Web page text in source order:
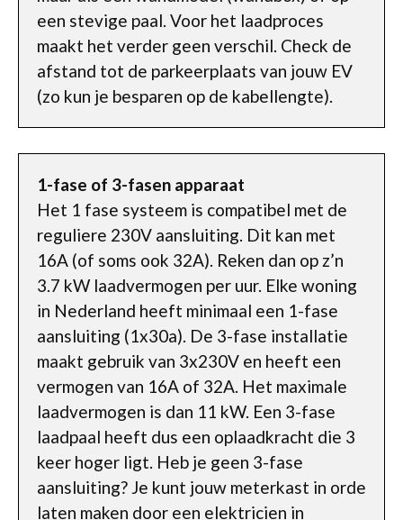
een stevige paal. Voor het laadproces
maakt het verder geen verschil. Check de
afstand tot de parkeerplaats van jouw EV
(zo kun je besparen op de kabellengte).
1-fase of 3-fasen apparaat
Het 1 fase systeem is compatibel met de
reguliere 230V aansluiting. Dit kan met
16A (of soms ook 32A). Reken dan op z’n
3.7 kW laadvermogen per uur. Elke woning
in Nederland heeft minimaal een 1-fase
aansluiting (1x30a). De 3-fase installatie
maakt gebruik van 3x230V en heeft een
vermogen van 16A of 32A. Het maximale
laadvermogen is dan 11 kW. Een 3-fase
laadpaal heeft dus een oplaadkracht die 3
keer hoger ligt. Heb je geen 3-fase
aansluiting? Je kunt jouw meterkast in orde
laten maken door een elektricien in